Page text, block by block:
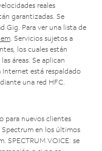
reales
garantizadas. Se
Gig. Para ver una lista de
. Servicios sujetos a
los cuales están
áreas. Se aplican
está respaldado
una red HFC.
para nuevos clientes
Spectrum en los últimos
SPECTRUM VOICE: se